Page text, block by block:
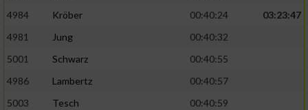
4984
Kröber 00:40:24
03:23:47
4981
Jung
00:40:32
5001
Schwarz
00:40:55
4986
Lambertz
00:40:57
5003
Tesch
00:40:59